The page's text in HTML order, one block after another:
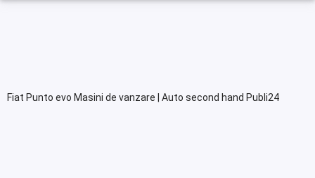
Fiat Punto evo Masini de vanzare | Auto second hand Publi24